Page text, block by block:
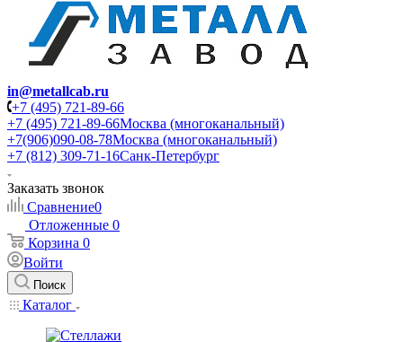
in@metallcab.ru
+7 (495) 721-89-66
+7 (495) 721-89-66Москва (многоканальный)
+7(906)090-08-78Москва (многоканальный)
+7 (812) 309-71-16Санк-Петербург
Заказать звонок
Сравнение0
Отложенные 0
Корзина 0
Войти
Поиск
Каталог